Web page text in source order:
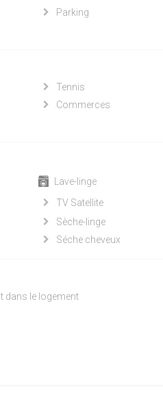
Parking
Tennis
Commerces
Lave-linge
TV Satellite
Sèche-linge
Séche cheveux
dans le logement